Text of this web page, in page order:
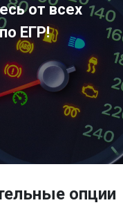
от всех
ЕГР!
опции